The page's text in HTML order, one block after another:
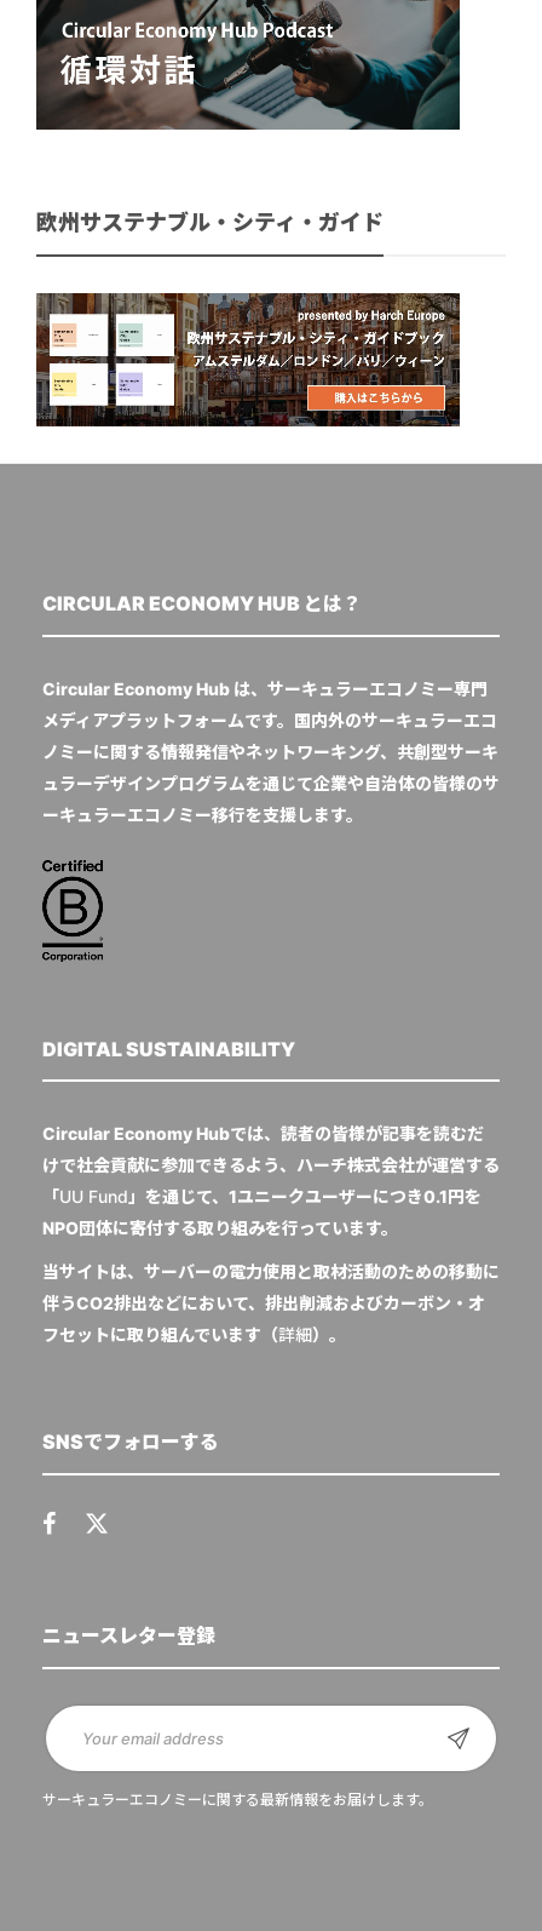
欧州サステナブル・シティ・ガイド
CIRCULAR ECONOMY HUB とは？
Circular Economy Hub は、サーキュラーエコノミー専門
メディアプラットフォームです。国内外のサーキュラーエコ
ノミーに関する情報発信やネットワーキング、共創型サーキ
ュラーデザインプログラムを通じて企業や自治体の皆様のサ
ーキュラーエコノミー移行を支援します。
DIGITAL SUSTAINABILITY
Circular Economy Hubでは、読者の皆様が記事を読むだ
けで社会貢献に参加できるよう、ハーチ株式会社が運営する
「UU Fund 」を通じて、1ユニークユーザーにつき0.1円を
NPO団体に寄付する取り組みを行っています。
当サイトは、サーバーの電力使用と取材活動のための移動に
伴うCO2排出などにおいて、排出削減およびカーボン・オ
フセットに取り組んでいます（詳細）。
SNSでフォローする
ニュースレター登録
サーキュラーエコノミーに関する最新情報をお届けします。